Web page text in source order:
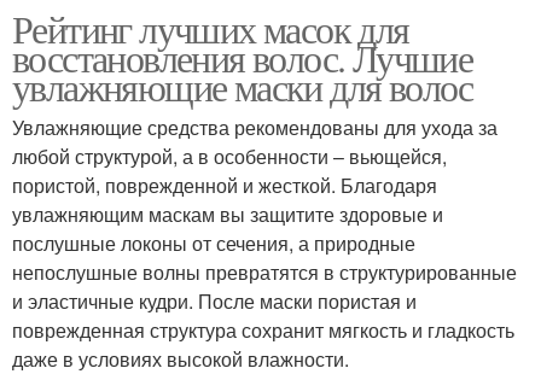
Рейтинг лучших масок для
восстановления волос. Лучшие
увлажняющие маски для волос
Увлажняющие средства рекомендованы для ухода за
любой структурой, а в особенности – вьющейся,
пористой, поврежденной и жесткой. Благодаря
увлажняющим маскам вы защитите здоровые и
послушные локоны от сечения, а природные
непослушные волны превратятся в структурированные
и эластичные кудри. После маски пористая и
поврежденная структура сохранит мягкость и гладкость
даже в условиях высокой влажности.